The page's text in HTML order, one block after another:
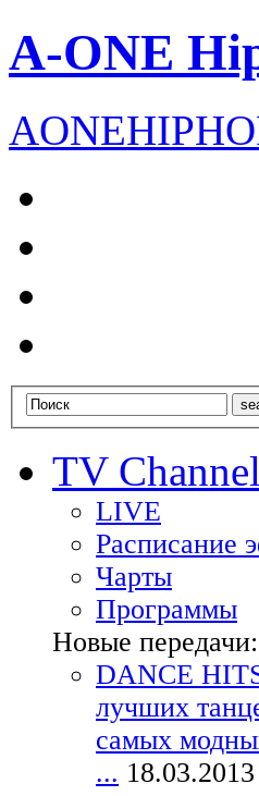
A-ONE
AONE
TV Channel
LIVE
Расписание
Чарты
Программы
Новые передачи:
DANCE
лучших
самых
... 18.03.2013